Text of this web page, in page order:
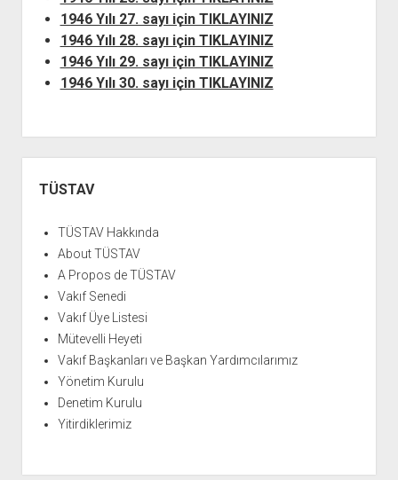
1946 Yılı 27. sayı için TIKLAYINIZ
1946 Yılı 28. sayı için TIKLAYINIZ
1946 Yılı 29. sayı için TIKLAYINIZ
1946 Yılı 30. sayı için TIKLAYINIZ
Menü
TÜSTAV
TÜSTAV Hakkında
About TÜSTAV
A Propos de TÜSTAV
Vakıf Senedi
Vakıf Üye Listesi
Mütevelli Heyeti
Vakıf Başkanları ve Başkan Yardımcılarımız
Yönetim Kurulu
Denetim Kurulu
Yitirdiklerimiz